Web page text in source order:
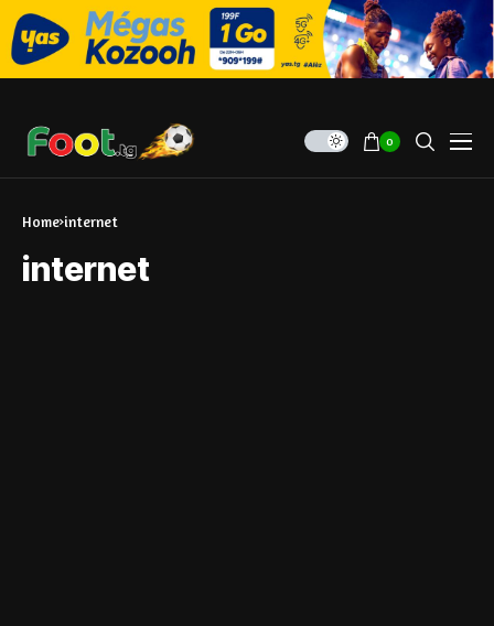
0
Home internet
internet